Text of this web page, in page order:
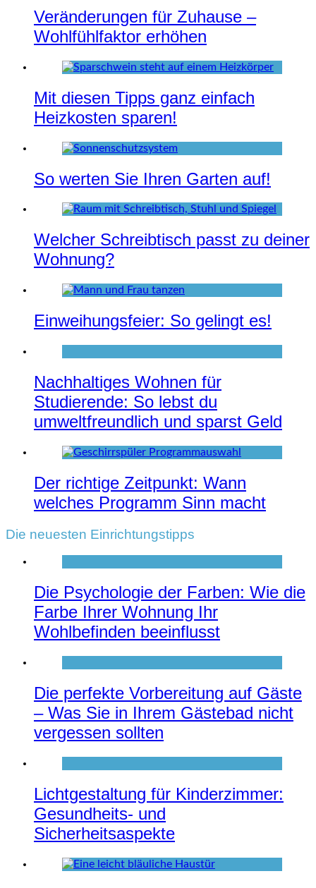
Veränderungen für Zuhause –
Wohlfühlfaktor erhöhen
Mit diesen Tipps ganz einfach
Heizkosten sparen!
So werten Sie Ihren Garten auf!
Welcher Schreibtisch passt zu deiner
Wohnung?
Einweihungsfeier: So gelingt es!
Nachhaltiges Wohnen für
Studierende: So lebst du
umweltfreundlich und sparst Geld
Der richtige Zeitpunkt: Wann
welches Programm Sinn macht
Die neuesten Einrichtungstipps
Die Psychologie der Farben: Wie die
Farbe Ihrer Wohnung Ihr
Wohlbefinden beeinflusst
Die perfekte Vorbereitung auf Gäste
– Was Sie in Ihrem Gästebad nicht
vergessen sollten
Lichtgestaltung für Kinderzimmer:
Gesundheits- und
Sicherheitsaspekte